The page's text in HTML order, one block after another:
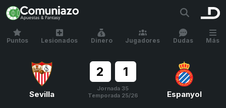
Puntos Lesionados Dinero Jugadores Dudas Más
Sevilla
2 1
Jornada 35
Temporada 25/26
Espanyol